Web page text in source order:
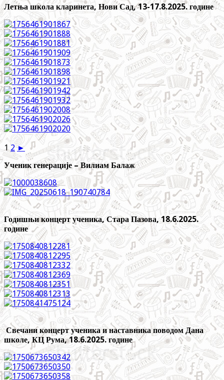
Летња школа кларинета, Нови Сад, 13-17.8.2025. године
1 2 ►
Ученик генерације – Вилиам Балаж
Годишњи концерт ученика, Стара Пазова, 18.6.2025.
године
Свечани концерт ученика и наставника поводом Дана
школе, КЦ Рума, 18.6.2025. године